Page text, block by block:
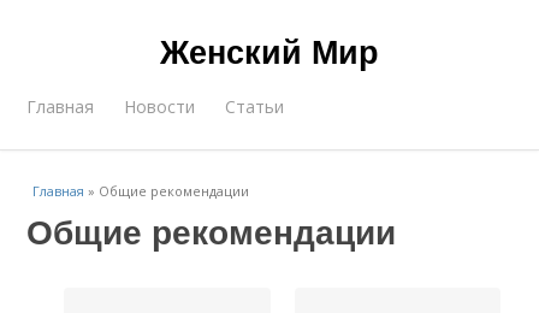
Женский Мир
Главная Новости Статьи
Главная » Общие рекомендации
Общие рекомендации